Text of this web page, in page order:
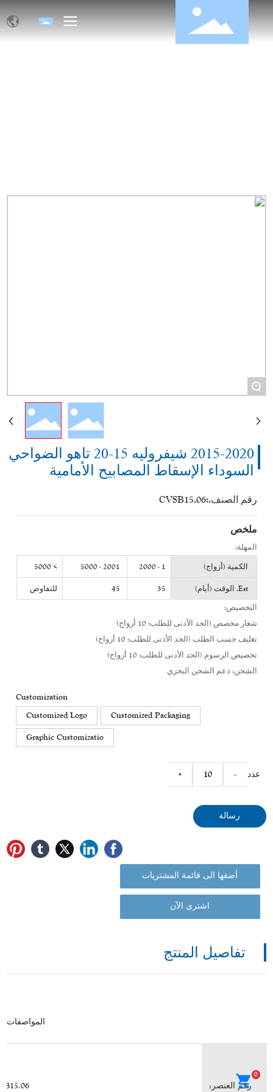
0
+
2015-2020 شيفروليه 15-20 تاهو الضواحي
السوداء الإسقاط المصابيح الأمامية
رقم الصنف.:CVSB15.06
ملخص
المهلة:
الكمية (أزواج)
1 - 2000
2001 - 5000
> 5000
Est. الوقت (أيام) 35
45
للتفاوض
التخصيص:
شعار مخصص (الحد الأدنى للطلب: 10 أزواج)
تغليف حسب الطلب (الحد الأدنى للطلب: 10 أزواج)
تخصيص الرسوم (الحد الأدنى للطلب: 10 أزواج)
الشحن: دعم الشحن البحري
Customization
Customized Logo
Customized Packaging
Graphic Customizatio
عدد -
+
رسالة
أضفها الى قائمة المشتريات
اشتري الآن
تفاصيل المنتج
المواصفات
رقم العنصر: